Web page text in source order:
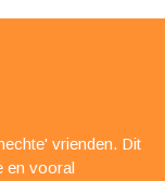
vrienden. Dit
en vooral